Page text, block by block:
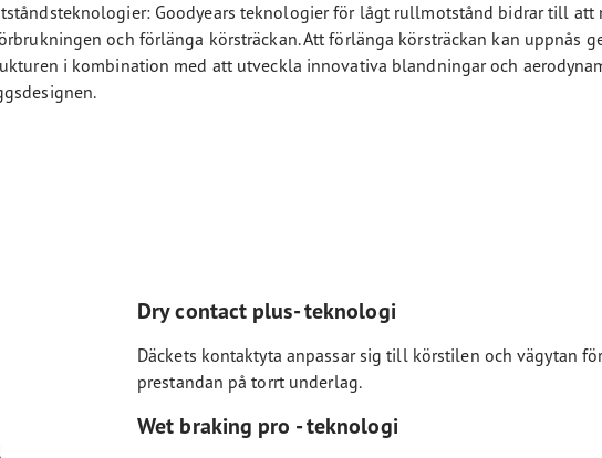
Goodyears teknologier för lågt rullmotstånd bidrar till att
och förlänga körsträckan. Att förlänga körsträckan kan uppnås
i kombination med att utveckla innovativa blandningar och
Dry contact plus- teknologi
Däckets kontaktyta anpassar sig till körstilen och vägytan
prestandan på torrt underlag.
Wet braking pro - teknologi